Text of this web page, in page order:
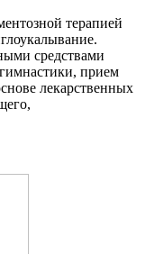
терапией
средствами
прием
лекарственных